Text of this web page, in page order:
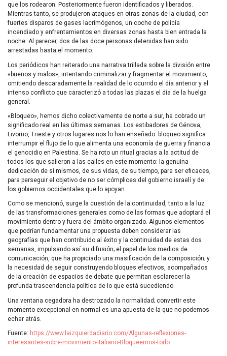
que los rodearon. Posteriormente fueron identificados y liberados.
Mientras tanto, se produjeron ataques en otras zonas de la ciudad, con
fuertes disparos de gases lacrimógenos, un coche de policía
incendiado y enfrentamientos en diversas zonas hasta bien entrada la
noche. Al parecer, dos de las doce personas detenidas han sido
arrestadas hasta el momento.
Los periódicos han reiterado una narrativa trillada sobre la división entre
«buenos y malos», intentando criminalizar y fragmentar el movimiento,
omitiendo descaradamente la realidad de lo ocurrido el día anterior y el
intenso conflicto que caracterizó a todas las plazas el día de la huelga
general.
«Bloqueo», hemos dicho colectivamente de norte a sur, ha cobrado un
significado real en las últimas semanas. Los estibadores de Génova,
Livorno, Trieste y otros lugares nos lo han enseñado: bloqueo significa
interrumpir el flujo de lo que alimenta una economía de guerra y financia
el genocidio en Palestina. Se ha roto un ritual gracias a la actitud de
todos los que salieron a las calles en este momento: la genuina
dedicación de sí mismos, de sus vidas, de su tiempo, para ser eficaces,
para perseguir el objetivo de no ser cómplices del gobierno israelí y de
los gobiernos occidentales que lo apoyan.
Como se mencionó, surge la cuestión de la continuidad, tanto a la luz
de las transformaciones generales como de las formas que adoptará el
movimiento dentro y fuera del ámbito organizado. Algunos elementos
que podrían fundamentar una propuesta deben considerar las
geografías que han contribuido al éxito y la continuidad de estas dos
semanas, impulsando así su difusión; el papel de los medios de
comunicación, que ha propiciado una masificación de la composición; y
la necesidad de seguir construyendo bloques efectivos, acompañados
de la creación de espacios de debate que permitan esclarecer la
profunda trascendencia política de lo que está sucediendo.
Una ventana cegadora ha destrozado la normalidad; convertir este
momento excepcional en normal es una apuesta de la que no podemos
echar atrás.
Fuente: https://www.laizquierdadiario.com/Algunas-reflexiones-
interesantes-sobre-movimiento-italiano-Bloqueemos-todo